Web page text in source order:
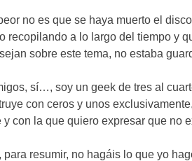
no es que se haya muerto el disco
recopilando a lo largo del tiempo y
sobre este tema, no estaba
,sí…,soy un geek de tres al
con ceros y unos exclusivamente
y con la que quiero expresar que no
, para resumir, no hagáis lo que yo